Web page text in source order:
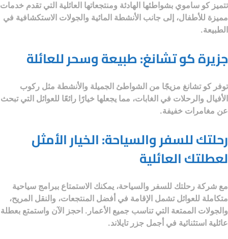
تتميز كو ساموي بشواطئها الهادئة ومنتجعاتها العائلية التي تقدم خدمات
مميزة للأطفال، إلى جانب الأنشطة المائية والجولات الاستكشافية في
الطبيعة.
جزيرة كو تشانغ: طبيعة وسحر للعائلة
توفر كو تشانغ مزيجًا من الشواطئ الجميلة والأنشطة مثل ركوب
الأفيال والرحلات في الغابات، مما يجعلها خيارًا رائعًا للعوائل التي تبحث
عن مغامرات خفيفة.
رحلتك للسفر والسياحة: الخيار الأمثل
لعطلتك العائلية
مع شركة رحلتك للسفر والسياحة، يمكنك الاستمتاع ببرامج سياحية
متكاملة للعوائل تشمل الإقامة في أفضل المنتجعات، والنقل المريح،
والجولات الممتعة التي تناسب جميع الأعمار. احجز الآن واستمتع بعطلة
عائلية استثنائية في أجمل جزر تايلاند.